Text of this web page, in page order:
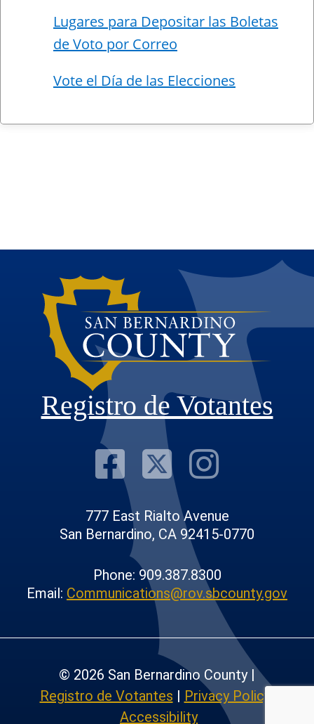
Lugares para Depositar las Boletas
de Voto por Correo
Vote el Día de las Elecciones
Registro de Votantes
Visit Our
VisitVisit
777 East Rialto Avenue
San Bernardino, CA 92415-0770
Phone: 909.387.8300
Email: Communications@rov.sbcounty.gov
© 2026 San Bernardino County |
Registro de Votantes | Privacy Policy
Accessibility